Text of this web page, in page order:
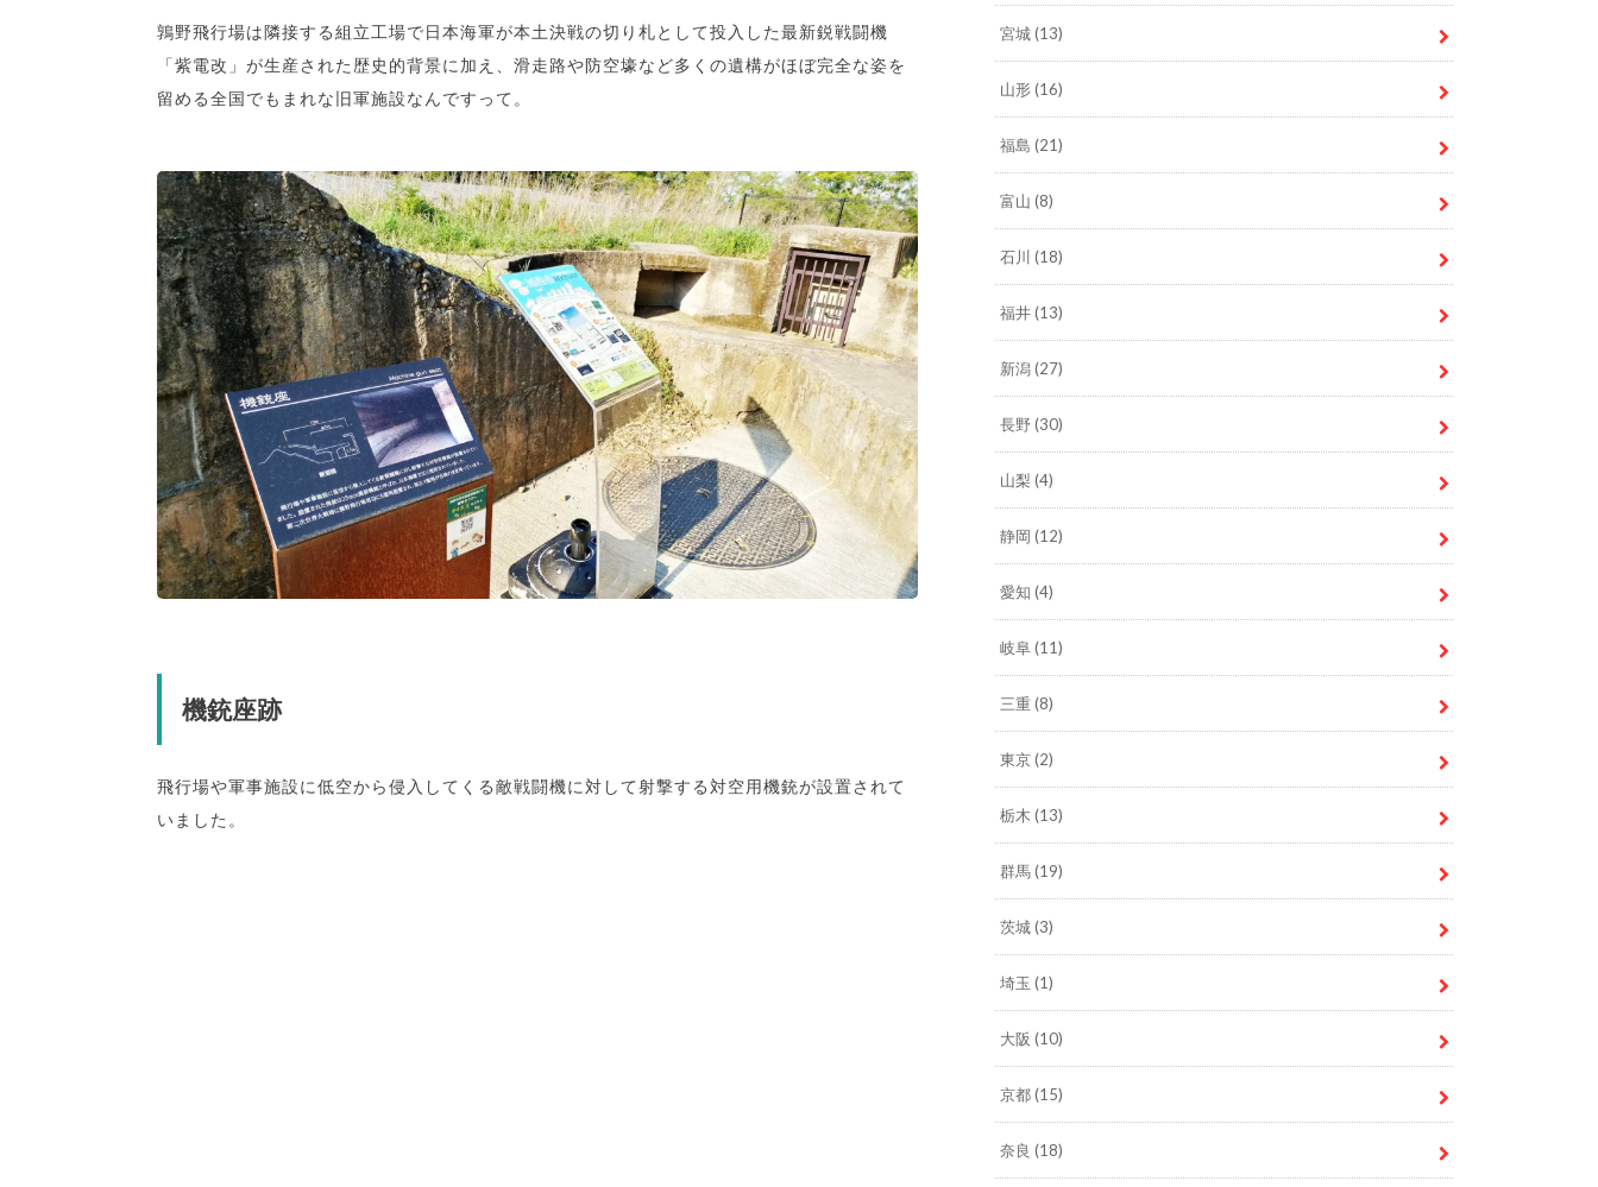
鶉野飛行場は隣接する組立工場で日本海軍が本土決戦の切り札として投入した最新鋭戦闘機
「紫電改」が生産された歴史的背景に加え、滑走路や防空壕など多くの遺構がほぼ完全な姿を
留める全国でもまれな旧軍施設なんですって。
機銃座跡
飛行場や軍事施設に低空から侵入してくる敵戦闘機に対して射撃する対空用機銃が設置されて
いました。
宮城(13)
山形(16)
福島 (21)
富山 (8)
石川 (18)
福井(13)
新潟(27)
長野(30)
山梨 (4)
静岡 (12)
愛知 (4)
岐阜(11)
三重 (8)
東京(2)
栃木 (13)
群馬(19)
茨城(3)
埼玉 (1)
大阪 (10)
京都(15)
奈良 (18)